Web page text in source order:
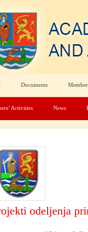
Documents
Activities News
odeljenja